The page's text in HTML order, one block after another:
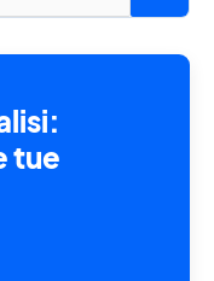
tue